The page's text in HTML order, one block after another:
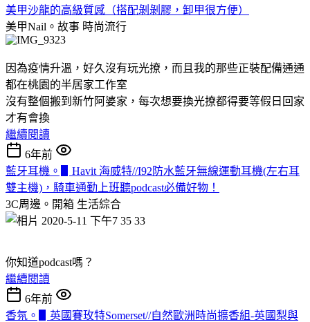
美甲沙龍的高級質感（搭配剝剝膠，卸甲很方便）
美甲Nail。故事 時尚流行
因為疫情升溫，好久沒有玩光撩，而且我的那些正裝配備通通
都在桃園的半居家工作室
沒有整個搬到新竹阿婆家，每次想要換光撩都得要等假日回家
才有會換
繼續閱讀
6年前
藍牙耳機。▋Havit 海威特//I92防水藍牙無線運動耳機(左右耳
雙主機)，騎車通勤上班聽podcast必備好物！
3C周邊。開箱 生活綜合
你知道podcast嗎？
繼續閱讀
6年前
香氛。▋英國賽玫特Somerset//自然歐洲時尚擴香組-英國梨與